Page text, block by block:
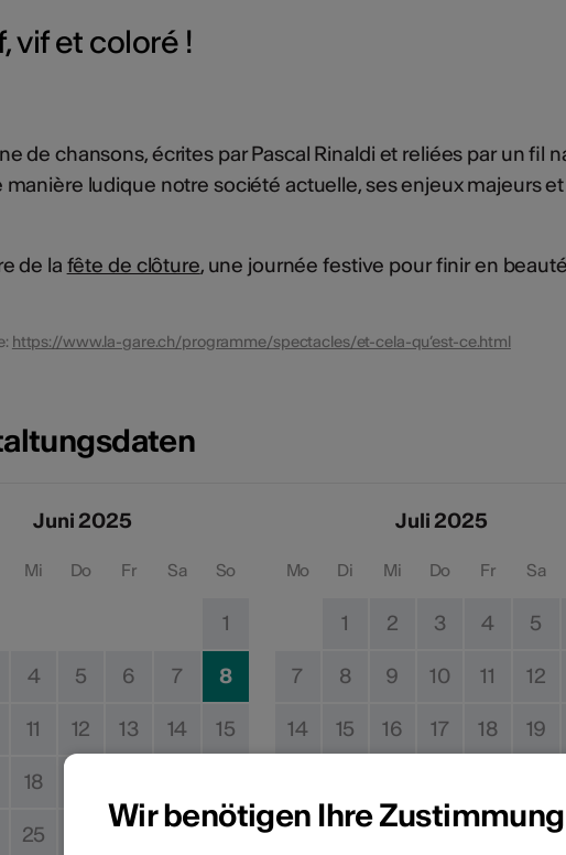
vif et coloré !
de chansons, écrites par Pascal Rinaldi et reliées par un fil
ludique notre société actuelle, ses enjeux majeurs
de la fête de clôture, une journée festive pour finir en
https://www.la-gare.ch/programme/spectacles/et-cela-qu’est-ce.html
Juni 2025
Mi Do Fr Sa So
1
4 5 6 7 8
11 12 13 14 15
18
25 27 28 29
Juli 2025
Mo Di Mi Do Fr Sa
1 2 3 4 5
7 8 9 10 11 12
14 15 16 17 18 19
28 29 30 31
Wir benötigen Ihre Zustimmung